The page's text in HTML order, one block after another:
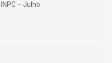
– Julho